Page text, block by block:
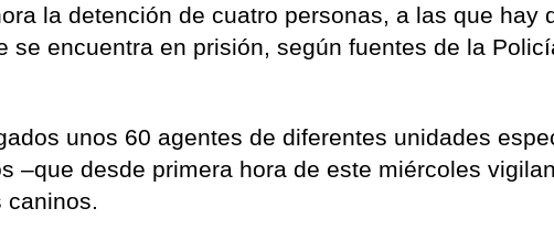
la detención de cuatro personas, a las que hay
se encuentra en prisión, según fuentes de la
unos 60 agentes de diferentes unidades
–que desde primera hora de este miércoles
caninos.